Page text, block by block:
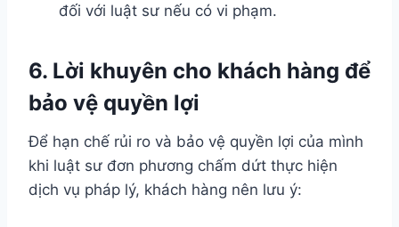
đối với luật sư nếu có vi phạm.
6. Lời khuyên cho khách hàng để
bảo vệ quyền lợi
Để hạn chế rủi ro và bảo vệ quyền lợi của mình
khi luật sư đơn phương chấm dứt thực hiện
dịch vụ pháp lý, khách hàng nên lưu ý: